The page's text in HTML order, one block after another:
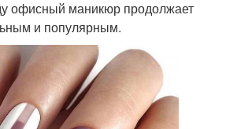
офисный маникюр продолжает
и популярным.